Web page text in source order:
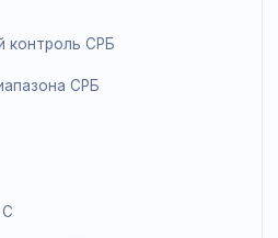
иммунохимического анализа
маркеров